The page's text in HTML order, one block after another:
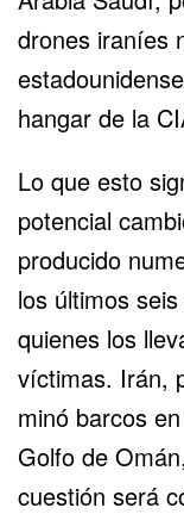
drones iraníes
hangar de la
Lo que esto
potencial
producido
los últimos
quienes los
víctimas. Irán,
minó barcos
Golfo de
cuestión será